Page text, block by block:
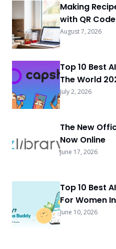
Making
with QR
August 7, 2026
Top 10 Best
The World
July 2, 2026
The New
Now Online
June 17, 2026
Top 10 Best
For Women
June 10, 2026